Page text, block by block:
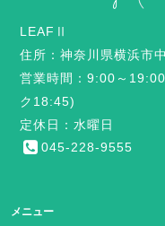
LEAFⅡ
住所：神奈川県横浜市
営業時間：9:00～
ク18:45)
定休日：水曜日
045-228-9555
メニュー